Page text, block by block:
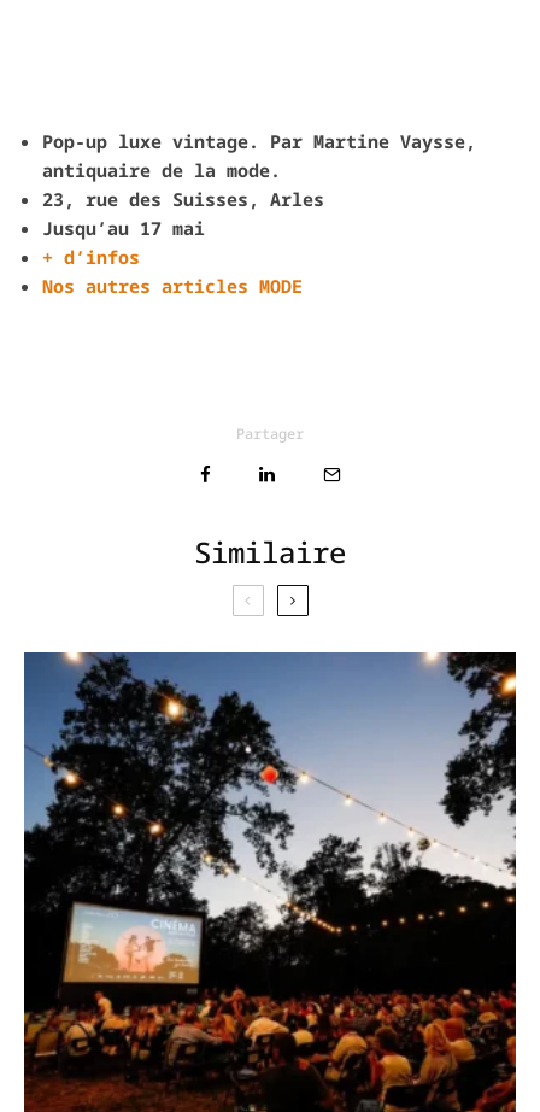
Pop-up luxe vintage. Par Martine Vaysse,
antiquaire de la mode.
23, rue des Suisses, Arles
Jusqu’au 17 mai
+ d’infos
Nos autres articles MODE
Partager
Similaire